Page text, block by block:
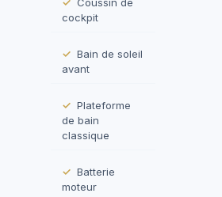
cockpit
Bain de soleil
avant
Plateforme
de bain
classique
Batterie
moteur